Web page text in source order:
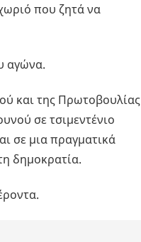
που ζητά να
αγώνα.
και της Πρωτοβουλίας
σε τσιμεντένιο
σε μια πραγματικά
δημοκρατία.